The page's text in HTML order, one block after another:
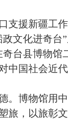
支援新疆工
政文化进奇
台县博物
中国社会近
。博物馆用
旅，以旅彰